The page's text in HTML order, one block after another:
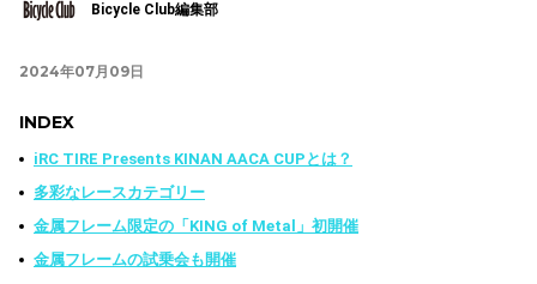
Bicycle Club編集部
2024年07月09日
INDEX
iRC TIRE Presents KINAN AACA CUPとは？
多彩なレースカテゴリー
金属フレーム限定の「KING of Metal」初開催
金属フレームの試乗会も開催